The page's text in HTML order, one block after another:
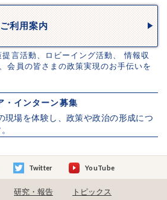
利用案内
言活動、ロビーイング活動、 情報収
会員の皆さまの政策実現のお手伝いを
・インターン募集
現場を体験し、政策や政治の形成につ
Twitter YouTube
研究・報告 トピックス